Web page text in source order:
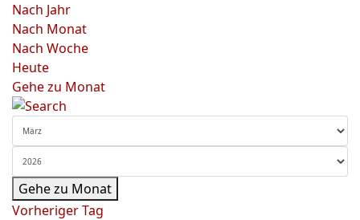
Nach Jahr
Nach Monat
Nach Woche
Heute
Gehe zu Monat
Gehe zu Monat
Vorheriger Tag